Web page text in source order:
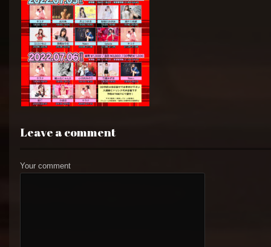
Leave a comment
Your comment